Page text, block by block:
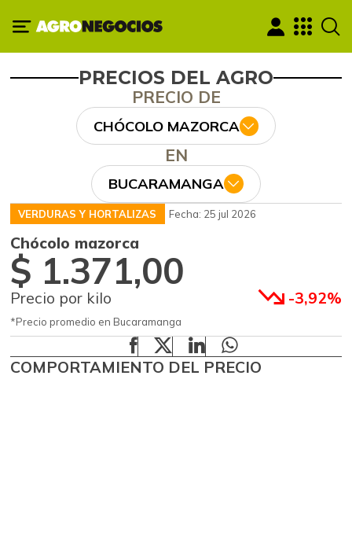
PRECIOS DEL AGRO
PRECIO DE
CHÓCOLO MAZORCA
EN
BUCARAMANGA
VERDURAS Y HORTALIZAS Fecha: 25 jul 2026
Chócolo mazorca
$ 1.371,00
Precio por kilo -3,92%
*Precio promedio en Bucaramanga
COMPORTAMIENTO DEL PRECIO